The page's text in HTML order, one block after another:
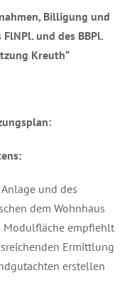
Billigung und
und des BBPl.
Kreuth“
und des
dem Wohnhaus
Modulfläche empfiehlt
Ermittlung
erstellen